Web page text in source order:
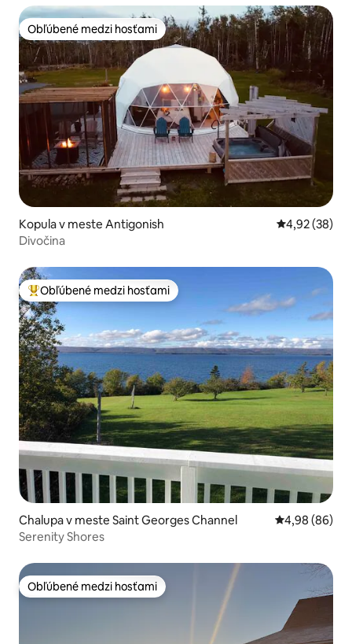
Obľúbené medzi hosťami
Obľúbené medzi hosťami
Kopula v meste Antigonish Priemerné
4,92 (38)
Divočina
Najobľúbenejšie medzi hosťami
Obľúbené medzi hosťami
Chalupa v meste Saint Georges Channel Priemerné
4,98 (86)
Serenity Shores
Obľúbené medzi hosťami
Obľúbené medzi hosťami